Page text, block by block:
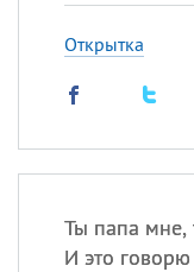
Открытка
Ты папа мне,
И это